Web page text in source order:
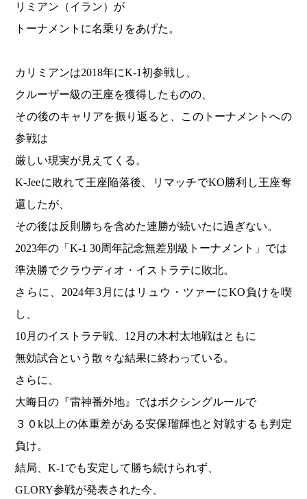
リミアン（イラン）が
トーナメントに名乗りをあげた。
カリミアンは2018年にK-1初参戦し、
クルーザー級の王座を獲得したものの、
その後のキャリアを振り返ると、このトーナメントへの
参戦は
厳しい現実が見えてくる。
K-Jeeに敗れて王座陥落後、リマッチでKO勝利し王座奪
還したが、
その後は反則勝ちを含めた連勝が続いたに過ぎない。
2023年の「K-1 30周年記念無差別級トーナメント」では
準決勝でクラウディオ・イストラテに敗北。
さらに、2024年3月にはリュウ・ツァーにKO負けを喫
し、
10月のイストラテ戦、12月の木村太地戦はともに
無効試合という散々な結果に終わっている。
さらに、
大晦日の『雷神番外地』ではボクシングルールで
３０k以上の体重差がある安保瑠輝也と対戦するも判定
負け。
結局、K-1でも安定して勝ち続けられず、
GLORY参戦が発表された今、